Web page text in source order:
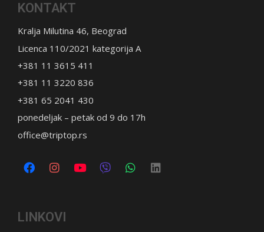
KONTAKT
Kralja Milutina 46, Beograd
Licenca 110/2021 kategorija A
+381 11 3615 411
+381 11 3220 836
+381 65 2041 430
ponedeljak – petak od 9 do 17h
office@triptop.rs
LINKOVI